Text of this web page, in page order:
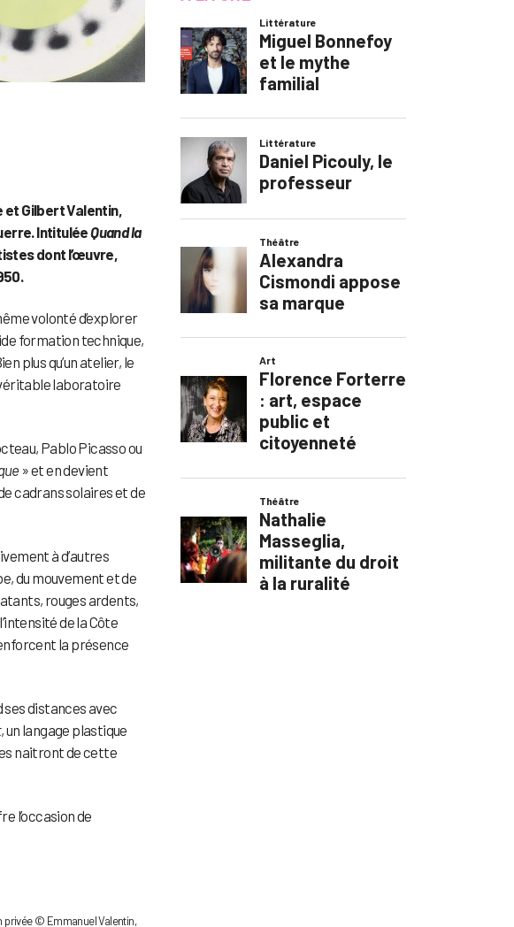
Gilbert Valentin,
IntituléeQuand la
dont l’œuvre,
volonté d’explorer
formation technique,
plus qu’un atelier, le
laboratoire
Pablo Picasso ou
» et en devient
cadrans solaires et de
à d’autres
du mouvement et de
rouges ardents,
de la Côte
la présence
ses distances avec
, un langage plastique
naitront de cette
l’occasion de
privée © Emmanuel Valentin,